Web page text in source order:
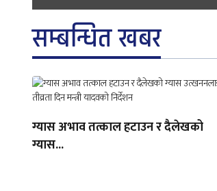
सम्बन्धित खबर
ग्यास अभाव तत्काल हटाउन र दैलेखको
ग्यास...